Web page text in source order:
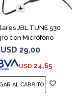
JBL TUNE 530
con Micrófono
USD 29,00
USD 24,65